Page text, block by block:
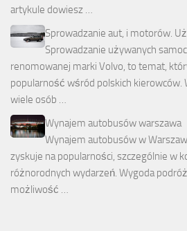
artykule dowiesz …
Sprowadzanie aut, i motorów.
Sprowadzanie używanych
renomowanej marki Volvo, to temat,
popularność wśród polskich kierowców.
wiele osób …
Wynajem autobusów warszawa
Wynajem autobusów w
zyskuje na popularności, szczególnie w
różnorodnych wydarzeń. Wygoda
możliwość …